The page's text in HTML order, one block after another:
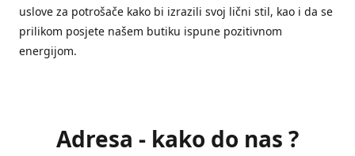
uslove za potrošače kako bi izrazili svoj lični stil, kao i da se
prilikom posjete našem butiku ispune pozitivnom
energijom.
Adresa - kako do nas ?